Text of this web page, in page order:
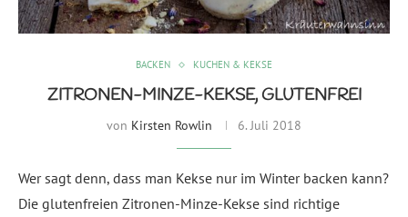
BACKEN KUCHEN & KEKSE
ZITRONEN-MINZE-KEKSE, GLUTENFREI
von Kirsten Rowlin 6. Juli 2018
Wer sagt denn, dass man Kekse nur im Winter backen kann?
Die glutenfreien Zitronen-Minze-Kekse sind richtige